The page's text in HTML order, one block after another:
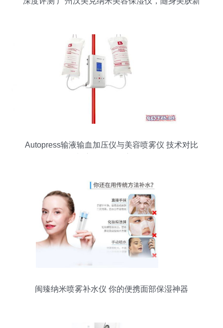
Autopress输液输血加压仪与美容喷雾仪 技术对比
闽臻纳米喷雾补水仪 你的便携面部保湿神器